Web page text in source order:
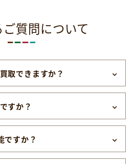
質問について
取できますか？
すか？
ですか？